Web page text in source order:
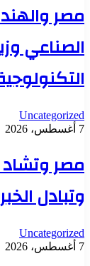
مصر
الصناعي
Uncategorized
7 أغسطس، 2026
مصر وتشاد
وتبادل
Uncategorized
7 أغسطس، 2026